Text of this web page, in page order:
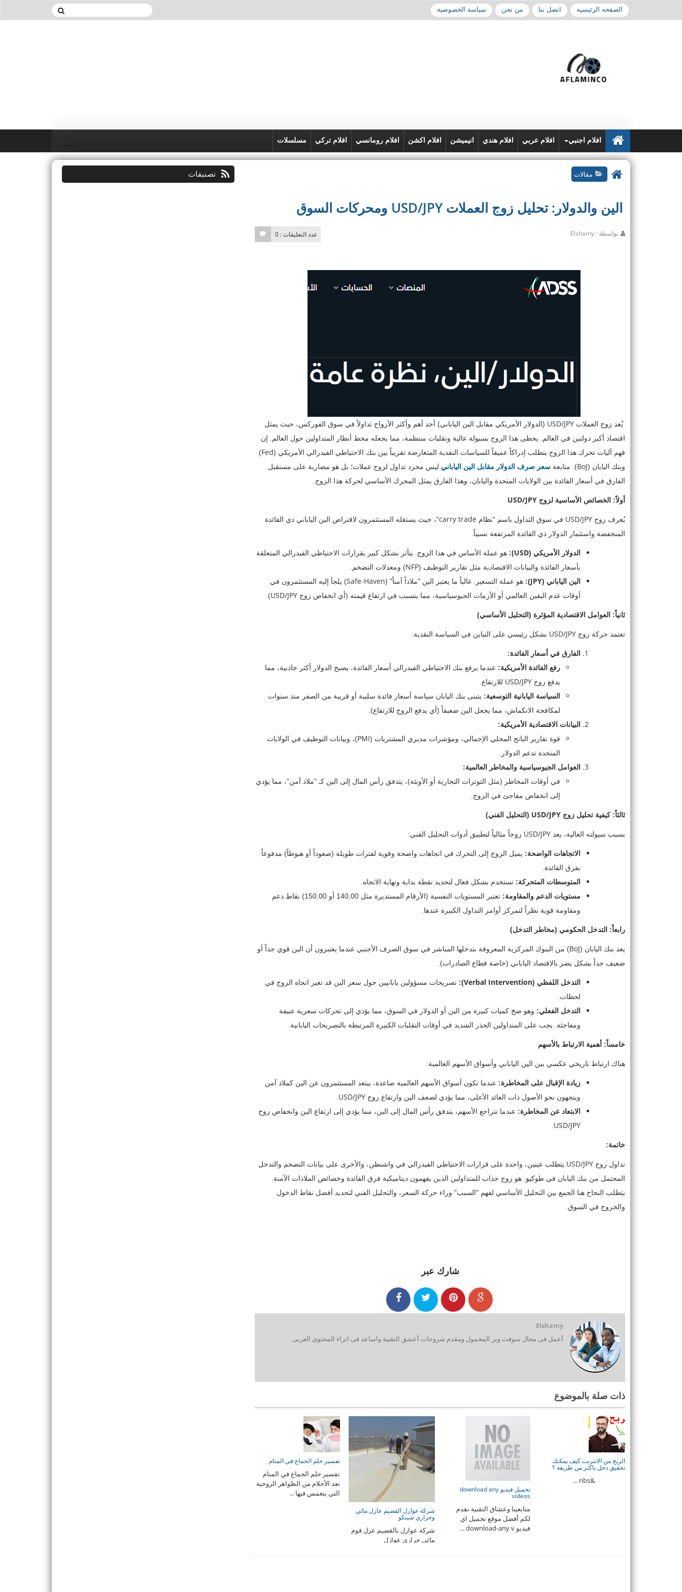
الصفحه الرئيسيه اتصل بنا من نحن سياسة الخصوصية
افلام اجنبي افلام عربي افلام هندي انيميشن افلام اكشن افلام رومانسي افلام تركي مسلسلات
مقالات
الين والدولار: تحليل زوج العملات USD/JPY ومحركات السوق
عدد التعليقات : 0 بواسطة : Elshamy
يُعد زوج العملات USD/JPY (الدولار الأمريكي مقابل الين الياباني) أحد أهم وأكثر الأزواج تداولاً في سوق الفوركس، حيث يمثل
اقتصاد أكبر دولتين في العالم. يحظى هذا الزوج بسيولة عالية وتقلبات منتظمة، مما يجعله محط أنظار المتداولين حول العالم. إن
فهم آليات تحرك هذا الزوج يتطلب إدراكاً عميقاً للسياسات النقدية المتعارضة تقريباً بين بنك الاحتياطي الفيدرالي الأمريكي (Fed
)
وبنك اليابان (BoJ). متابعة سعر صرف الدولار مقابل الين الياباني ليس مجرد تداول لزوج عملات؛ بل هو مضاربة على مستقبل
الفارق في أسعار الفائدة بين الولايات المتحدة واليابان، وهذا الفارق يمثل المحرك الأساسي لحركة هذا الزوج.
أولاً: الخصائص الأساسية لزوج USD/JPY
يُعرف زوج USD/JPY في سوق التداول باسم "نظام carry trade"، حيث يستغله المستثمرون لاقتراض الين الياباني ذي الفائدة
المنخفضة واستثمار الدولار ذي الفائدة المرتفعة نسبياً.
الدولار الأمريكي (USD
): هو عملة الأساس في هذا الزوج. يتأثر بشكل كبير بقرارات الاحتياطي الفيدرالي المتعلقة
بأسعار الفائدة والبيانات الاقتصادية مثل تقارير التوظيف (NFP) ومعدلات التضخم.
الين الياباني (JPY
): هو عملة التسعير. غالباً ما يعتبر الين "ملاذاً آمناً" (Safe-Haven) يلجأ إليه المستثمرون في
أوقات عدم اليقين العالمي أو الأزمات الجيوسياسية، مما يتسبب في ارتفاع قيمته (أي انخفاض زوج USD/JPY
).
ثانياً: العوامل الاقتصادية المؤثرة (التحليل الأساسي)
تعتمد حركة زوج USD/JPY بشكل رئيسي على التباين في السياسة النقدية:
الفارق في أسعار الفائدة:
رفع الفائدة الأمريكية: عندما يرفع بنك الاحتياطي الفيدرالي أسعار الفائدة، يصبح الدولار أكثر جاذبية، مما
يدفع زوج USD/JPY للارتفاع.
السياسة اليابانية التوسعية: يتبنى بنك اليابان سياسة أسعار فائدة سلبية أو قريبة من الصفر منذ سنوات
لمكافحة الانكماش، مما يجعل الين ضعيفاً (أي يدفع الزوج للارتفاع).
البيانات الاقتصادية الأمريكية:
قوة تقارير الناتج المحلي الإجمالي، ومؤشرات مديري المشتريات (PMI)، وبيانات التوظيف في الولايات
المتحدة تدعم الدولار.
العوامل الجيوسياسية والمخاطر العالمية:
في أوقات المخاطر (مثل التوترات التجارية أو الأوبئة)، يتدفق رأس المال إلى الين كـ "ملاذ آمن"، مما يؤدي
إلى انخفاض مفاجئ في الزوج.
ثالثاً: كيفية تحليل زوج USD/JPY (التحليل الفني)
بسبب سيولته العالية، يعد USD/JPY زوجاً مثالياً لتطبيق أدوات التحليل الفني:
الاتجاهات الواضحة: يميل الزوج إلى التحرك في اتجاهات واضحة وقوية لفترات طويلة (صعوداً أو هبوطاً) مدفوعاً
بفرق الفائدة.
المتوسطات المتحركة: تستخدم بشكل فعال لتحديد نقطة بداية ونهاية الاتجاه.
مستويات الدعم والمقاومة:
تعتبر المستويات النفسية (الأرقام المستديرة مثل 140.00 أو 150.00) نقاط دعم
ومقاومة قوية نظراً لتمركز أوامر التداول الكبيرة عندها.
رابعاً: التدخل الحكومي (مخاطر التدخل)
يعد بنك اليابان (BoJ) من البنوك المركزية المعروفة بتدخلها المباشر في سوق الصرف الأجنبي عندما يعتبرون أن الين قوي جداً أو
ضعيف جداً بشكل يضر بالاقتصاد الياباني (خاصة قطاع الصادرات).
التدخل اللفظي (Verbal Intervention
): تصريحات مسؤولين يابانيين حول سعر الين قد تغير اتجاه الزوج في
لحظات.
التدخل الفعلي: وهو ضخ كميات كبيرة من الين أو الدولار في السوق، مما يؤدي إلى تحركات سعرية عنيفة
ومفاجئة. يجب على المتداولين الحذر الشديد في أوقات التقلبات الكبيرة المرتبطة بالتصريحات اليابانية.
خامساً: أهمية الارتباط بالأسهم
هناك ارتباط تاريخي عكسي بين الين الياباني وأسواق الأسهم العالمية:
زيادة الإقبال على المخاطرة: عندما تكون أسواق الأسهم العالمية صاعدة، يبتعد المستثمرون عن الين كملاذ آمن
ويتجهون نحو الأصول ذات العائد الأعلى، مما يؤدي لضعف الين وارتفاع زوج USD/JPY
الابتعاد عن المخاطرة: عندما تتراجع الأسهم، يتدفق رأس المال إلى الين، مما يؤدي إلى ارتفاع الين وانخفاض زوج
USD/JPY
خاتمة:
تداول زوج USD/JPY يتطلب عينين، واحدة على قرارات الاحتياطي الفيدرالي في واشنطن، والأخرى على بيانات التضخم والتدخل
المحتمل من بنك اليابان في طوكيو. هو زوج جذاب للمتداولين الذين يفهمون ديناميكية فرق الفائدة وخصائص الملاذات الآمنة.
يتطلب النجاح هنا الجمع بين التحليل الأساسي لفهم "السبب" وراء حركة السعر، والتحليل الفني لتحديد أفضل نقاط الدخول
والخروج في السوق.
شارك عبر
Elshamy
أعمل فى مجال سوفت وير المحمول ومقدم شروحات أعشق التقنية واساعد فى اثراء المحتوى العربى
ذات صلة بالموضوع
الربح من الانترنت كيف يمكنك
تحقيق دخل باكثر من طريقة ؟
&nbs ...
تحميل فيديو download any
videos
متابعينا وعشاق التقنية نقدم
لكم أفضل موقع تحميل اي
فيديو download-any v ...
شركة عوازل القصيم عازل مائي
وحراري شينكو
شركة عوازل بالقصيم عزل فوم
مائي حراري عوازل
تفسير حلم الجماع في المنام
تفسير حلم الجماع في المنام
تعد الأحلام من الظواهر الروحية
التي ينغمس فيها ...
تصنيفات